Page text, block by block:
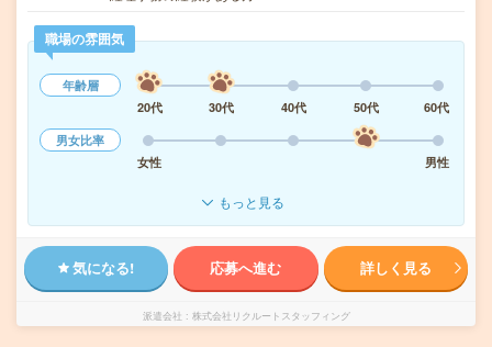
職場の雰囲気
年齢層
20代
30代 40代 50代
60代
男女比率
女性
男性
もっと見る
気になる! 応募へ進む 詳しく見る
派遣会社 株式会社リクルートスタッフィング